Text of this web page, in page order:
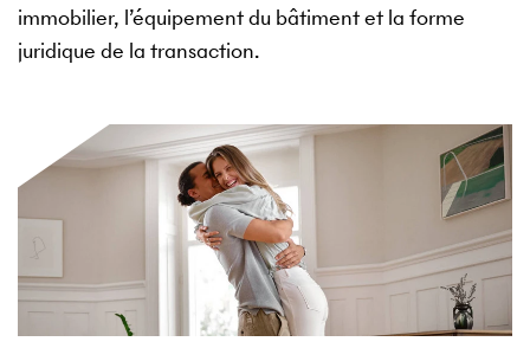
immobilier, l’équipement du bâtiment et la forme
juridique de la transaction.